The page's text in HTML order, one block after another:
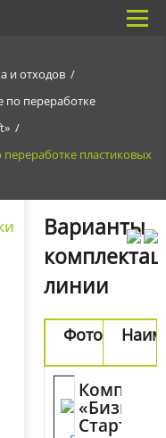
и отходов
по переработке
пластиковых
Варианты
линии
Фото
Комплект
«Бизнес-
Старт»